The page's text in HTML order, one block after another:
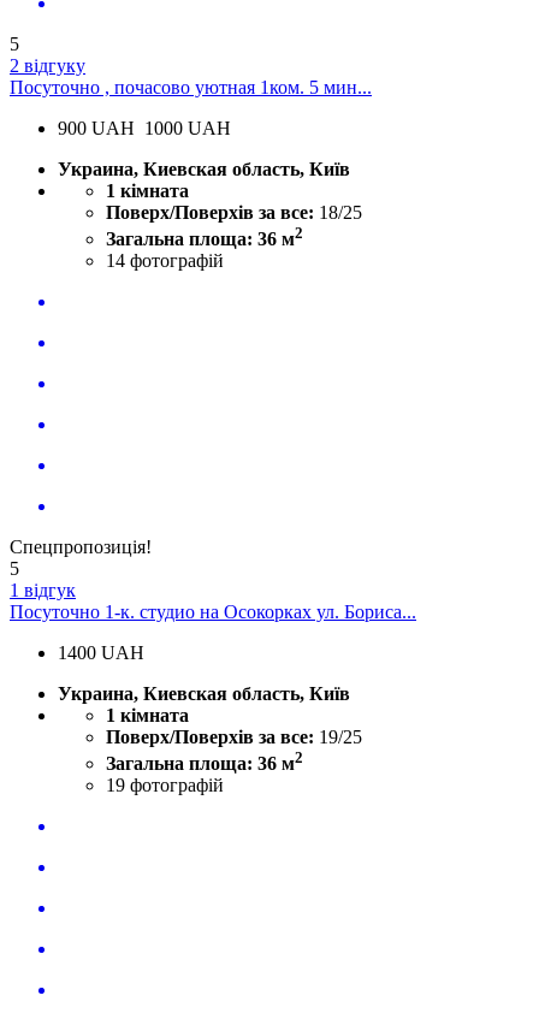
5
2 відгуку
Посуточно , почасово уютная 1ком. 5 мин...
900 UAH 1000 UAH
Украина, Киевская область, Київ
1 кімната
Поверх/Поверхів за все: 18/25
Загальна площа: 36 м2
14 фотографій
Спецпропозиція!
5
1 відгук
Посуточно 1-к. студио на Осокорках ул. Бориса...
1400 UAH
Украина, Киевская область, Київ
1 кімната
Поверх/Поверхів за все: 19/25
Загальна площа: 36 м2
19 фотографій